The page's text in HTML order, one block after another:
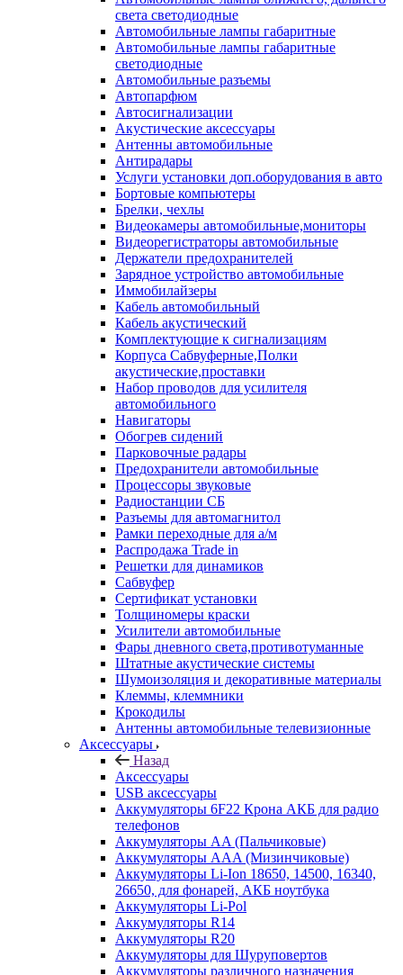
света светодиодные
Автомобильные лампы габаритные
Автомобильные лампы габаритные
светодиодные
Автомобильные разъемы
Автопарфюм
Автосигнализации
Акустические аксессуары
Антенны автомобильные
Антирадары
Услуги установки доп.оборудования в авто
Бортовые компьютеры
Брелки, чехлы
Видеокамеры автомобильные,мониторы
Видеорегистраторы автомобильные
Держатели предохранителей
Зарядное устройство автомобильные
Иммобилайзеры
Кабель автомобильный
Кабель акустический
Комплектующие к сигнализациям
Корпуса Сабвуферные,Полки
акустические,проставки
Набор проводов для усилителя
автомобильного
Навигаторы
Обогрев сидений
Парковочные радары
Предохранители автомобильные
Процессоры звуковые
Радиостанции СБ
Разъемы для автомагнитол
Рамки переходные для а/м
Распродажа Trade in
Решетки для динамиков
Сабвуфер
Сертификат установки
Толщиномеры краски
Усилители автомобильные
Фары дневного света,противотуманные
Штатные акустические системы
Шумоизоляция и декоративные материалы
Клеммы, клеммники
Крокодилы
Антенны автомобильные телевизионные
Аксессуары
Назад
Аксессуары
USB аксессуары
Аккумуляторы 6F22 Крона АКБ для радио
телефонов
Аккумуляторы AA (Пальчиковые)
Аккумуляторы AAA (Мизинчиковые)
Аккумуляторы Li-Ion 18650, 14500, 16340,
26650, для фонарей, АКБ ноутбука
Аккумуляторы Li-Pol
Аккумуляторы R14
Аккумуляторы R20
Аккумуляторы для Шуруповертов
Аккумуляторы различного назначения